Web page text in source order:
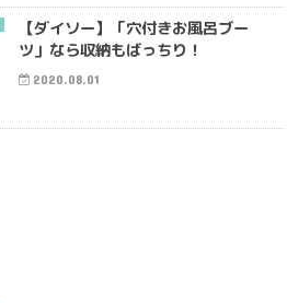
【ダイソー】「穴付きお風呂ブー
ツ」なら収納もばっちり！
2020.08.01